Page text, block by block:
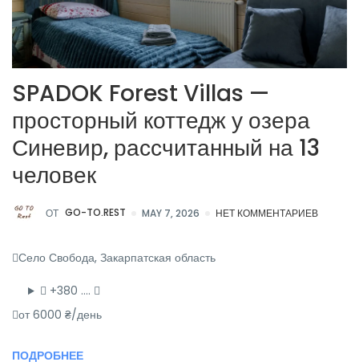
SPADOK Forest Villas —
просторный коттедж у озера
Синевир, рассчитанный на 13
человек
ОТ GO-TO.REST MAY 7, 2026 НЕТ КОММЕНТАРИЕВ
Село Свобода, Закарпатская область
+380 ….
от 6000 ₴/день
ПОДРОБНЕЕ